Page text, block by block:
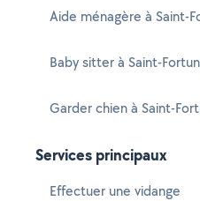
Aide ménagère à Saint-
Baby sitter à Saint-
Garder chien à Saint-
Services principaux
Effectuer une vidange